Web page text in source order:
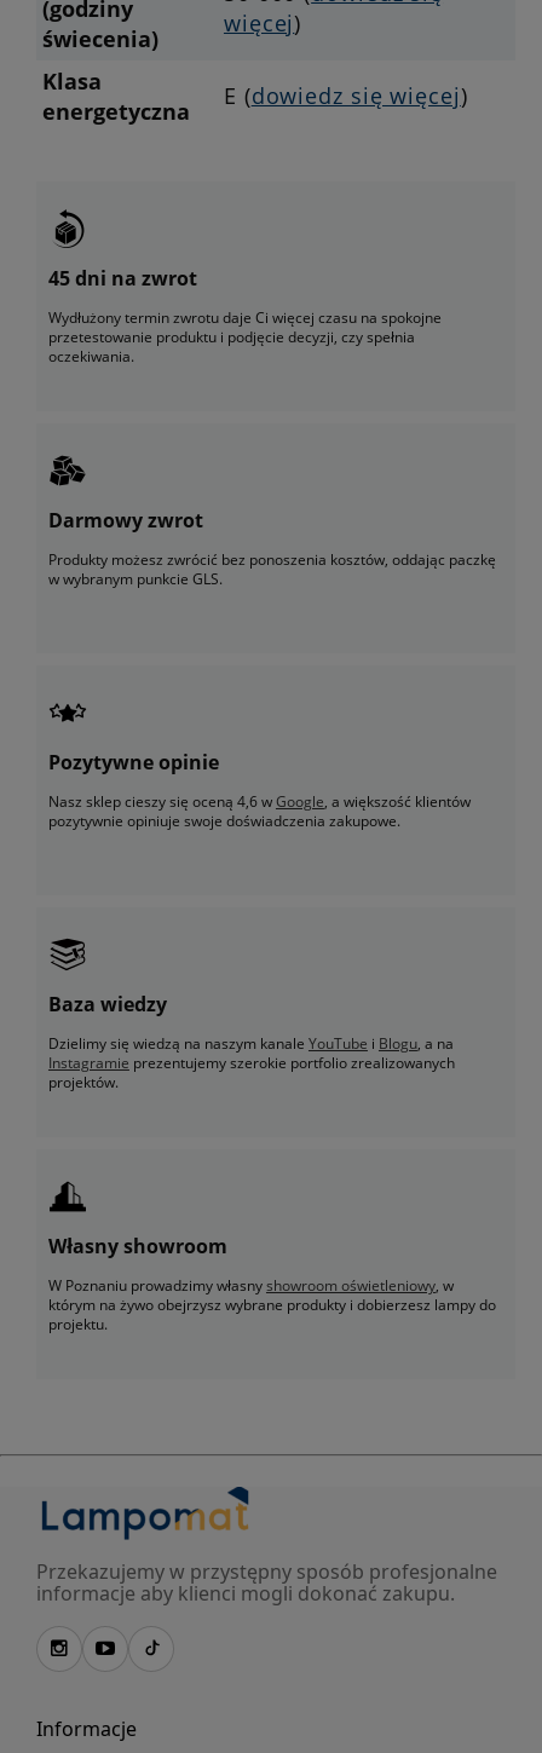
(godziny
świecenia)
więcej)
Klasa
energetyczna
E (dowiedz się więcej)
45 dni na zwrot
Wydłużony termin zwrotu daje Ci więcej czasu na spokojne
przetestowanie produktu i podjęcie decyzji, czy spełnia
oczekiwania.
Darmowy zwrot
Produkty możesz zwrócić bez ponoszenia kosztów, oddając paczkę
w wybranym punkcie GLS.
Pozytywne opinie
Nasz sklep cieszy się oceną 4,6 wGoogle, a większość klientów
pozytywnie opiniuje swoje doświadczenia zakupowe.
Baza wiedzy
Dzielimy się wiedzą na naszym kanale YouTube i Blogu, a na
Instagramie prezentujemy szerokie portfolio zrealizowanych
projektów.
Własny showroom
W Poznaniu prowadzimy własnyshowroom oświetleniowy, w
którym na żywo obejrzysz wybrane produkty i dobierzesz lampy do
projektu.
Przekazujemy w przystępny sposób profesjonalne
informacje aby klienci mogli dokonać zakupu.
Informacje